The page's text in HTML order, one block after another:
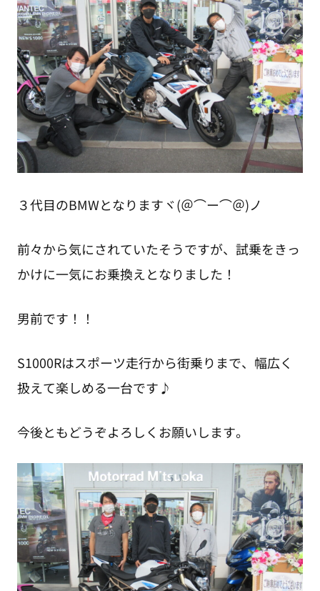
３代目のBMWとなりますヾ(＠⌒ー⌒＠)ノ
前々から気にされていたそうですが、試乗をきっ
かけに一気にお乗換えとなりました！
男前です！！
S1000Rはスポーツ走行から街乗りまで、幅広く
扱えて楽しめる一台です♪
今後ともどうぞよろしくお願いします。